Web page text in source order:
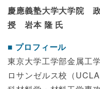
慶應義塾大学大学院
授 岩本 隆 氏
プロフィール
東京大学工学部金属工
ロサンゼルス校（